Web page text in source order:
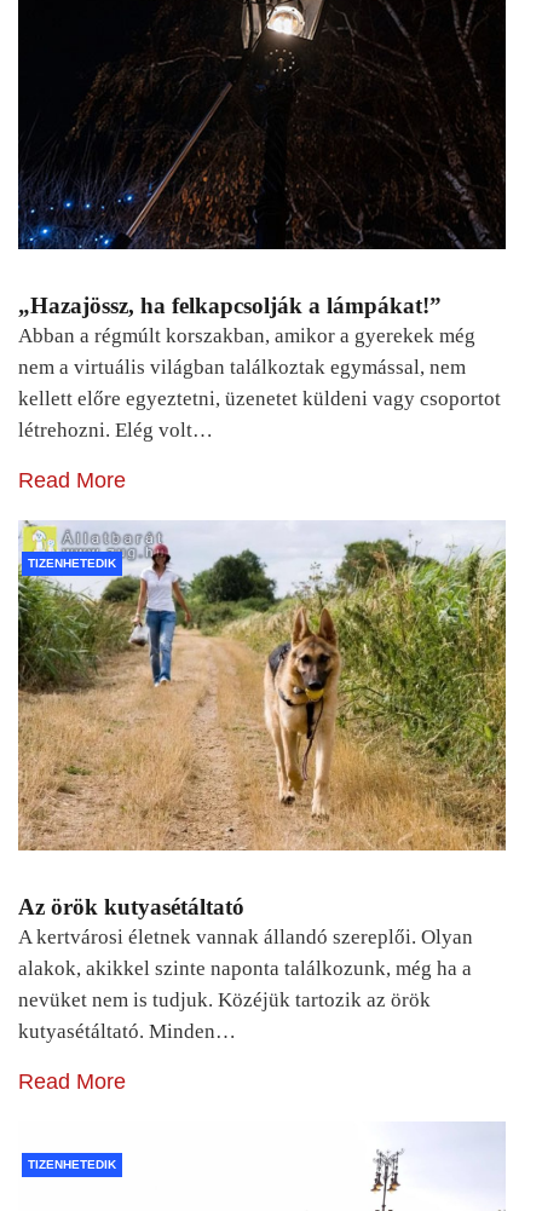
„Hazajössz, ha felkapcsolják a lámpákat!”
Abban a régmúlt korszakban, amikor a gyerekek még
nem a virtuális világban találkoztak egymással, nem
kellett előre egyeztetni, üzenetet küldeni vagy csoportot
létrehozni. Elég volt…
Read More
TIZENHETEDIK
Az örök kutyasétáltató
A kertvárosi életnek vannak állandó szereplői. Olyan
alakok, akikkel szinte naponta találkozunk, még ha a
nevüket nem is tudjuk. Közéjük tartozik az örök
kutyasétáltató. Minden…
Read More
TIZENHETEDIK